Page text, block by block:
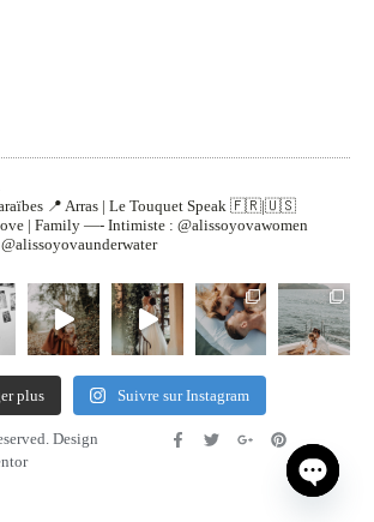
📍 Arras | Le Touquet Speak 🇫🇷|🇺🇸
| Family —- Intimiste : @alissoyovawomen
plus Suivre sur Instagram
Design